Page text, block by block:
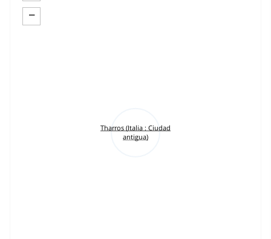
−
Tharros (Italia : Ciudad
antigua)